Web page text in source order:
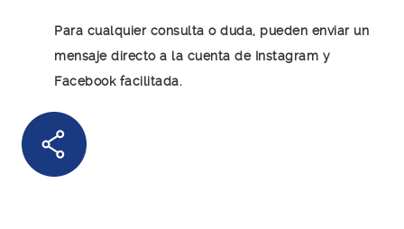
Para cualquier consulta o duda, pueden enviar un
mensaje directo a la cuenta de Instagram y
Facebook facilitada.